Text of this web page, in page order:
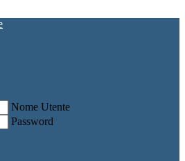
Nome Utente
Password